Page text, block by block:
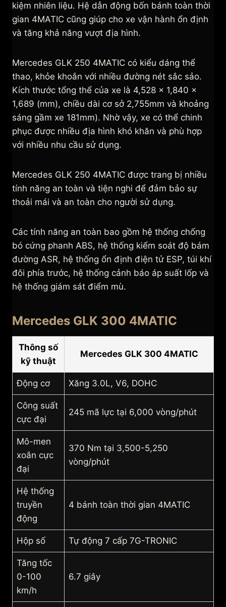
kiệm nhiên liệu. Hệ dẫn động bốn bánh toàn thời
gian 4MATIC cũng giúp cho xe vận hành ổn định
và tăng khả năng vượt địa hình.
Mercedes GLK 250 4MATIC có kiểu dáng thể
thao, khỏe khoắn với nhiều đường nét sắc sảo.
Kích thước tổng thể của xe là 4,528 x 1,840 x
1,689 (mm), chiều dài cơ sở 2,755mm và khoảng
sáng gầm xe 181mm). Nhờ vậy, xe có thể chinh
phục được nhiều địa hình khó khăn và phù hợp
với nhiều nhu cầu sử dụng.
Mercedes GLK 250 4MATIC được trang bị nhiều
tính năng an toàn và tiện nghi để đảm bảo sự
thoải mái và an toàn cho người sử dụng.
Các tính năng an toàn bao gồm hệ thống chống
bó cứng phanh ABS, hệ thống kiểm soát độ bám
đường ASR, hệ thống ổn định điện tử ESP, túi khí
đôi phía trước, hệ thống cảnh báo áp suất lốp và
hệ thống giám sát điểm mù.
Mercedes GLK 300 4MATIC
Thông số
kỹ thuật
Mercedes GLK 300 4MATIC
Động cơ Xăng 3.0L, V6, DOHC
Công suất
cực đại
245 mã lực tại 6,000 vòng/phút
Mô-men
xoắn cực
đại
370 Nm tại 3,500-5,250
vòng/phút
Hệ thống
truyền
động
4 bánh toàn thời gian 4MATIC
Hộp số Tự động 7 cấp 7G-TRONIC
Tăng tốc
0-100
km/h
6.7 giây